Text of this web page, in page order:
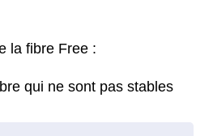
la fibre Free :
qui ne sont pas stables